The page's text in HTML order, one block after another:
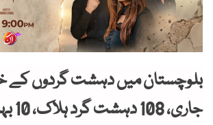
بلوچستان میں دہشت گردوں کے